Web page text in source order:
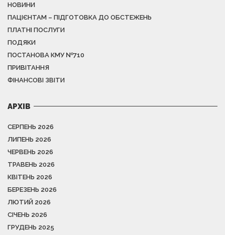
НОВИНИ
ПАЦІЄНТАМ – ПІДГОТОВКА ДО ОБСТЕЖЕНЬ
ПЛАТНІ ПОСЛУГИ
ПОДЯКИ
ПОСТАНОВА КМУ №710
ПРИВІТАННЯ
ФІНАНСОВІ ЗВІТИ
АРХІВ
СЕРПЕНЬ 2026
ЛИПЕНЬ 2026
ЧЕРВЕНЬ 2026
ТРАВЕНЬ 2026
КВІТЕНЬ 2026
БЕРЕЗЕНЬ 2026
ЛЮТИЙ 2026
СІЧЕНЬ 2026
ГРУДЕНЬ 2025